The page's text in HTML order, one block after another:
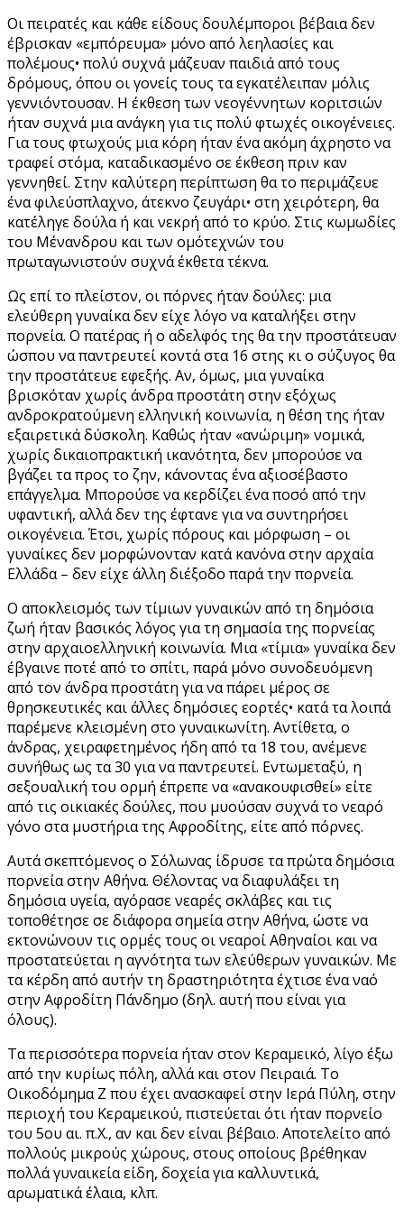
Οι πειρατές και κάθε είδους δουλέμποροι βέβαια δεν
έβρισκαν «εμπόρευμα» μόνο από λεηλασίες και
πολέμους• πολύ συχνά μάζευαν παιδιά από τους
δρόμους, όπου οι γονείς τους τα εγκατέλειπαν μόλις
γεννιόντουσαν. Η έκθεση των νεογέννητων κοριτσιών
ήταν συχνά μια ανάγκη για τις πολύ φτωχές οικογένειες.
Για τους φτωχούς μια κόρη ήταν ένα ακόμη άχρηστο να
τραφεί στόμα, καταδικασμένο σε έκθεση πριν καν
γεννηθεί. Στην καλύτερη περίπτωση θα το περιμάζευε
ένα φιλεύσπλαχνο, άτεκνο ζευγάρι• στη χειρότερη, θα
κατέληγε δούλα ή και νεκρή από το κρύο. Στις κωμωδίες
του Μένανδρου και των ομότεχνών του
πρωταγωνιστούν συχνά έκθετα τέκνα.
Ως επί το πλείστον, οι πόρνες ήταν δούλες: μια
ελεύθερη γυναίκα δεν είχε λόγο να καταλήξει στην
πορνεία. Ο πατέρας ή ο αδελφός της θα την προστάτευαν
ώσπου να παντρευτεί κοντά στα 16 στης κι ο σύζυγος θα
την προστάτευε εφεξής. Αν, όμως, μια γυναίκα
βρισκόταν χωρίς άνδρα προστάτη στην εξόχως
ανδροκρατούμενη ελληνική κοινωνία, η θέση της ήταν
εξαιρετικά δύσκολη. Καθώς ήταν «ανώριμη» νομικά,
χωρίς δικαιοπρακτική ικανότητα, δεν μπορούσε να
βγάζει τα προς το ζην, κάνοντας ένα αξιοσέβαστο
επάγγελμα. Μπορούσε να κερδίζει ένα ποσό από την
υφαντική, αλλά δεν της έφτανε για να συντηρήσει
οικογένεια. Έτσι, χωρίς πόρους και μόρφωση – οι
γυναίκες δεν μορφώνονταν κατά κανόνα στην αρχαία
Ελλάδα – δεν είχε άλλη διέξοδο παρά την πορνεία.
Ο αποκλεισμός των τίμιων γυναικών από τη δημόσια
ζωή ήταν βασικός λόγος για τη σημασία της πορνείας
στην αρχαιοελληνική κοινωνία. Μια «τίμια» γυναίκα δεν
έβγαινε ποτέ από το σπίτι, παρά μόνο συνοδευόμενη
από τον άνδρα προστάτη για να πάρει μέρος σε
θρησκευτικές και άλλες δημόσιες εορτές• κατά τα λοιπά
παρέμενε κλεισμένη στο γυναικωνίτη. Αντίθετα, ο
άνδρας, χειραφετημένος ήδη από τα 18 του, ανέμενε
συνήθως ως τα 30 για να παντρευτεί. Εντωμεταξύ, η
σεξουαλική του ορμή έπρεπε να «ανακουφισθεί» είτε
από τις οικιακές δούλες, που μυούσαν συχνά το νεαρό
γόνο στα μυστήρια της Αφροδίτης, είτε από πόρνες.
Αυτά σκεπτόμενος ο Σόλωνας ίδρυσε τα πρώτα δημόσια
πορνεία στην Αθήνα. Θέλοντας να διαφυλάξει τη
δημόσια υγεία, αγόρασε νεαρές σκλάβες και τις
τοποθέτησε σε διάφορα σημεία στην Αθήνα, ώστε να
εκτονώνουν τις ορμές τους οι νεαροί Αθηναίοι και να
προστατεύεται η αγνότητα των ελεύθερων γυναικών. Με
τα κέρδη από αυτήν τη δραστηριότητα έχτισε ένα ναό
στην Αφροδίτη Πάνδημο (δηλ. αυτή που είναι για
όλους).
Τα περισσότερα πορνεία ήταν στον Κεραμεικό, λίγο έξω
από την κυρίως πόλη, αλλά και στον Πειραιά. Το
Οικοδόμημα Ζ που έχει ανασκαφεί στην Ιερά Πύλη, στην
περιοχή του Κεραμεικού, πιστεύεται ότι ήταν πορνείο
του 5ου αι. π.Χ., αν και δεν είναι βέβαιο. Αποτελείτο από
πολλούς μικρούς χώρους, στους οποίους βρέθηκαν
πολλά γυναικεία είδη, δοχεία για καλλυντικά,
αρωματικά έλαια, κλπ.